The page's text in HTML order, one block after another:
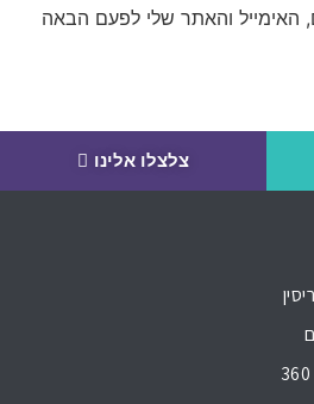
והאתר שלי לפעם הבאה
צלצלו אלינו